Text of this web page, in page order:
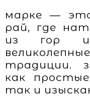
марке —
рай, где
из гор и
традиции.
как
так и